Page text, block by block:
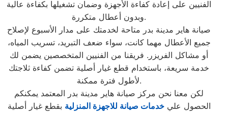
الفنيين على إعادة كفاءة الأجهزة وضمان تشغيلها بكفاءة عالية
وبدون أعطال متكررة.
صيانة هاير مدينة بدر متاحة لخدمتك على مدار الأسبوع لإصلاح
جميع الأعطال مهما كانت، سواء ضعف التبريد، تسريب المياه،
أو مشاكل الفريزر. فريقنا من الفنيين المتخصصين يضمن لك
خدمة سريعة، باستخدام قطع غيار أصلية تضمن كفاءة ثلاجتك
لأطول فترة ممكنة.
لكن معنا نحن مركز صيانة هاير مدينة بدر المعتمد يمكنكم
الحصول عليخدمات صيانة للاجهزة المنزلية بقطع غيار أصلية